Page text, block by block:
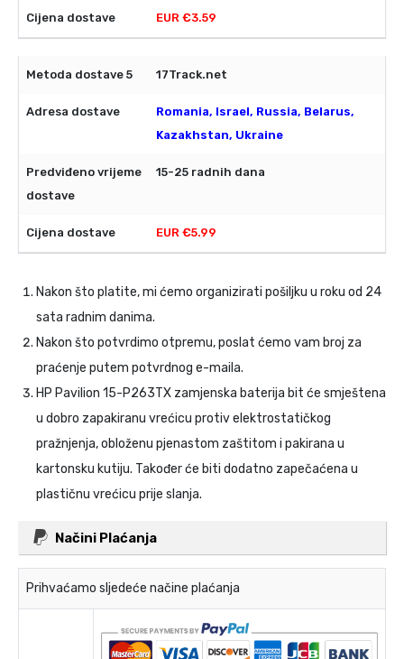
EUR €3.59
17Track.net
Romania, Israel, Russia, Belarus,
Kazakhstan, Ukraine
15-25 radnih dana
EUR €5.99
Nakon što platite, mi ćemo organizirati pošiljku u roku od 24
sata radnim danima.
Nakon što potvrdimo otpremu, poslat ćemo vam broj za
praćenje putem potvrdnog e-maila.
HP Pavilion 15-P263TX zamjenska baterija bit će smještena
u dobro zapakiranu vrećicu protiv elektrostatičkog
pražnjenja, obloženu pjenastom zaštitom i pakirana u
kartonsku kutiju. Također će biti dodatno zapečaćena u
plastičnu vrećicu prije slanja.
Načini Plaćanja
Prihvaćamo sljedeće načine plaćanja